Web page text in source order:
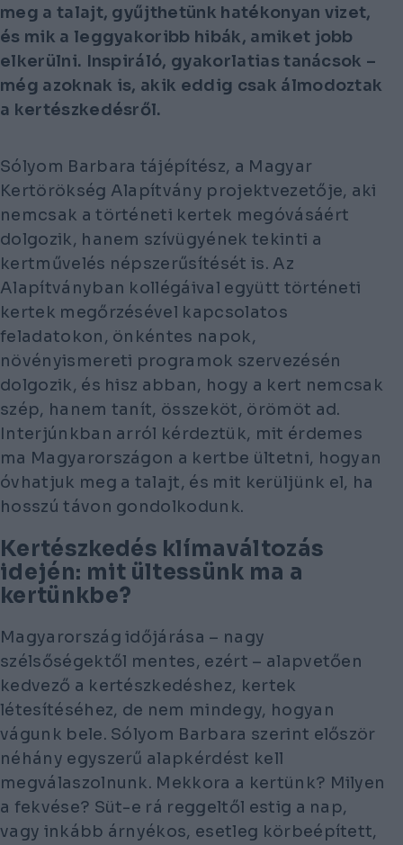
meg a talajt, gyűjthetünk hatékonyan vizet,
és mik a leggyakoribb hibák, amiket jobb
elkerülni. Inspiráló, gyakorlatias tanácsok –
még azoknak is, akik eddig csak álmodoztak
a kertészkedésről.
Sólyom Barbara tájépítész, a Magyar
Kertörökség Alapítvány projektvezetője, aki
nemcsak a történeti kertek megóvásáért
dolgozik, hanem szívügyének tekinti a
kertművelés népszerűsítését is. Az
Alapítványban kollégáival együtt történeti
kertek megőrzésével kapcsolatos
feladatokon, önkéntes napok,
növényismereti programok szervezésén
dolgozik, és hisz abban, hogy a kert nemcsak
szép, hanem tanít, összeköt, örömöt ad.
Interjúnkban arról kérdeztük, mit érdemes
ma Magyarországon a kertbe ültetni, hogyan
óvhatjuk meg a talajt, és mit kerüljünk el, ha
hosszú távon gondolkodunk.
Kertészkedés klímaváltozás
idején: mit ültessünk ma a
kertünkbe?
Magyarország időjárása – nagy
szélsőségektől mentes, ezért – alapvetően
kedvező a kertészkedéshez, kertek
létesítéséhez, de nem mindegy, hogyan
vágunk bele. Sólyom Barbara szerint először
néhány egyszerű alapkérdést kell
megválaszolnunk. Mekkora a kertünk? Milyen
a fekvése? Süt-e rá reggeltől estig a nap,
vagy inkább árnyékos, esetleg körbeépített,